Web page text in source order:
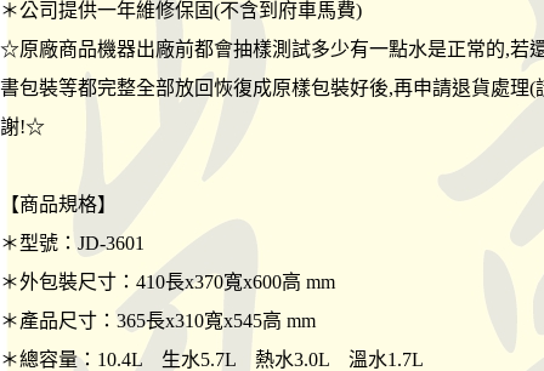
＊公司提供一年維修保固(不含到府車馬費)
☆原廠商品機器出廠前都會抽樣測試多少有一點水是正常的,若
書包裝等都完整全部放回恢復成原樣包裝好後,再申請退貨處
謝!☆
【商品規格】
＊型號：JD-3601
＊外包裝尺寸：410長x370寬x600高 mm
＊產品尺寸：365長x310寬x545高 mm
＊總容量：10.4L 生水5.7L 熱水3.0L 溫水1.7L